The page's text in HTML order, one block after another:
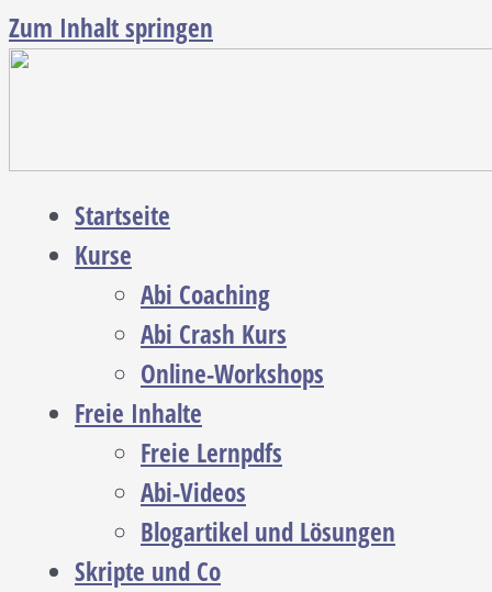
Zum Inhalt springen
Startseite
Kurse
Abi Coaching
Abi Crash Kurs
Online-Workshops
Freie Inhalte
Freie Lernpdfs
Abi-Videos
Blogartikel und Lösungen
Skripte und Co